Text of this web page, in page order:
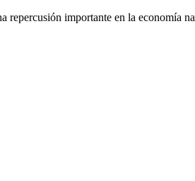
repercusión importante en la economía